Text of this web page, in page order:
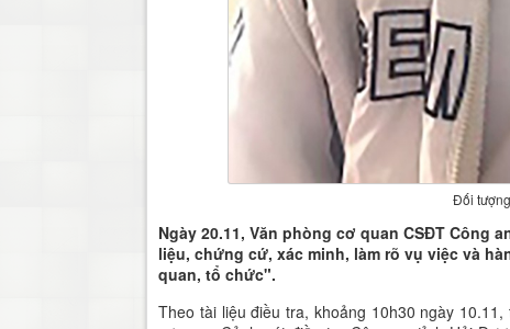
Đối
Ngày 20.11, Văn phòng cơ quan CSĐT
liệu, chứng cứ, xác minh, làm rõ vụ việc và
quan, tổ chức".
Theo tài liệu điều tra, khoảng 10h30 ngày